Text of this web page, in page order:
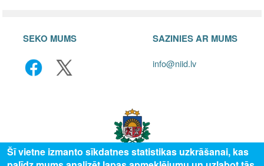
SEKO MUMS SAZINIES AR MUMS
info@niid.lv
Šī vietne izmanto sīkdatnes statistikas uzkrāšanai, kas